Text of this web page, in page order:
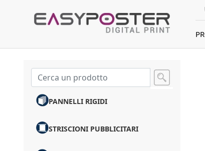
PANNELLI RIGIDI
STRISCIONI PUBBLICITARI